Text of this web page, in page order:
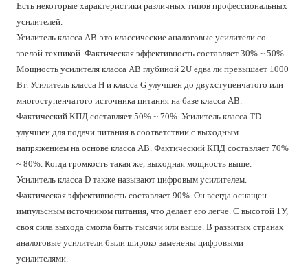
Есть некоторые характеристики различных типов профессиональных
усилителей.
Усилитель класса AB-это классические аналоговые усилители со
зрелой техникой. Фактическая эффективность составляет 30% ~ 50%.
Мощность усилителя класса AB глубиной 2U едва ли превышает 1000
Вт. Усилитель класса H и класса G улучшен до двухступенчатого или
многоступенчатого источника питания на базе класса AB.
Фактический КПД составляет 50% ~ 70%. Усилитель класса TD
улучшен для подачи питания в соответствии с выходным
напряжением на основе класса AB. Фактический КПД составляет 70%
~ 80%. Когда громкость такая же, выходная мощность выше.
Усилитель класса D также называют цифровым усилителем.
Фактическая эффективность составляет 90%. Он всегда оснащен
импульсным источником питания, что делает его легче. С высотой 1У,
своя сила выхода смогла быть тысячи или выше. В развитых странах
аналоговые усилители были широко заменены цифровыми
усилителями.